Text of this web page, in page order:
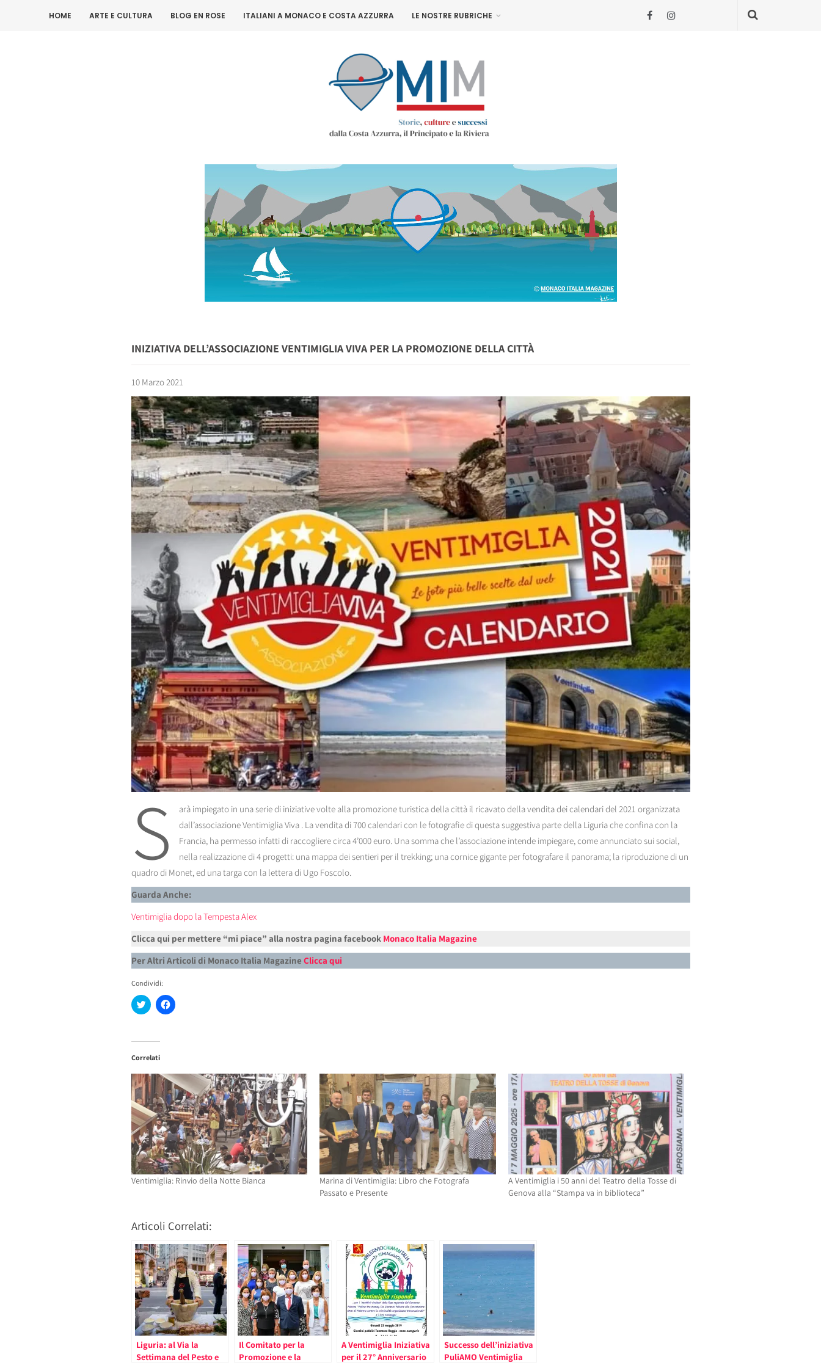
HOME ARTE E CULTURA BLOG EN ROSE ITALIANI A MONACO E COSTA AZZURRA LE NOSTRE RUBRICHE
INIZIATIVA DELL’ASSOCIAZIONE VENTIMIGLIA VIVA PER LA PROMOZIONE DELLA CITTÀ
10 Marzo 2021
S
arà impiegato in una serie di iniziative volte alla promozione turistica della città il ricavato della vendita dei calendari del 2021 organizzata
dall’associazione Ventimiglia Viva . La vendita di 700 calendari con le fotografie di questa suggestiva parte della Liguria che confina con la
Francia, ha permesso infatti di raccogliere circa 4’000 euro. Una somma che l’associazione intende impiegare, come annunciato sui social,
nella realizzazione di 4 progetti: una mappa dei sentieri per il trekking; una cornice gigante per fotografare il panorama; la riproduzione di un
quadro di Monet, ed una targa con la lettera di Ugo Foscolo.
Guarda Anche:
Ventimiglia dopo la Tempesta Alex
Clicca qui per mettere “mi piace” alla nostra pagina facebook Monaco Italia Magazine
Per Altri Articoli di Monaco Italia Magazine Clicca qui
Condividi:
Fai
clic
su
(Si
in
una
nuova
finestra)
Fai
clic
una
nuova
finestra)
Correlati
Ventimiglia: Rinvio della Notte Bianca
Marina di Ventimiglia: Libro che Fotografa
Passato e Presente
A Ventimiglia i 50 anni del Teatro della Tosse di
Genova alla “Stampa va in biblioteca”
Articoli Correlati:
Liguria: al Via la
Settimana del Pesto e
Il Comitato per la
Promozione e la
A Ventimiglia Iniziativa
per il 27° Anniversario
Successo dell’iniziativa
PuliAMO Ventimiglia